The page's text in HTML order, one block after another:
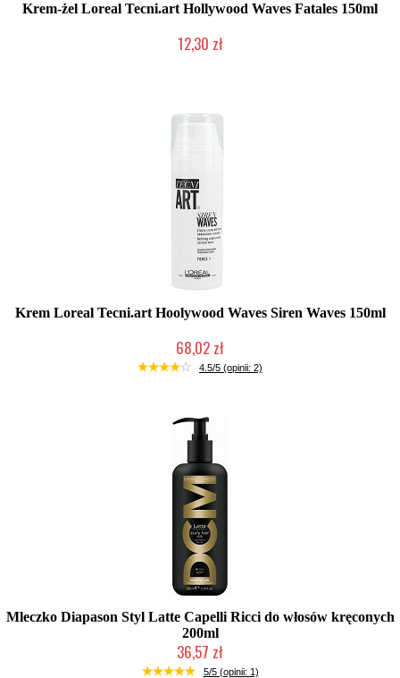
Krem-żel Loreal Tecni.art Hollywood Waves Fatales 150ml
12,30 zł
Krem Loreal Tecni.art Hoolywood Waves Siren Waves 150ml
68,02 zł
Produkt wycofany
4.5/5 (opinii: 2)
Mleczko Diapason Styl Latte Capelli Ricci do włosów kręconych
200ml
36,57 zł
Duża ilość (wysyłka w 24h)
5/5 (opinii: 1)